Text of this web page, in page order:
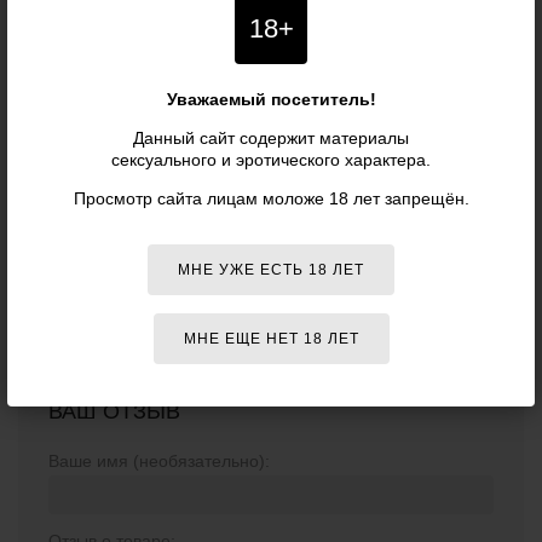
18+
Уважаемый посетитель!
Данный сайт содержит материалы
сексуального и эротического характера.
Просмотр сайта лицам моложе 18 лет запрещён.
МНЕ УЖЕ ЕСТЬ 18 ЛЕТ
МНЕ ЕЩЕ НЕТ 18 ЛЕТ
Поэтому уточняйте критичные для вас характеристики товаров (например,
возврата товаров.
ОТЗЫВЫ О ТОВАРЕ«УЛЬТРАТОНКИЕ
ПРЕЗЕРВАТИВЫ В КЕЙСЕ MAXUS SO
MUCH SEX - 100 ШТ. - MAXUS»
ВАШ ОТЗЫВ
Ваше имя (необязательно):